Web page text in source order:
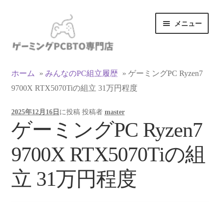
ゲ
ョ
ン
ス
キ
ッ
プ
テ
へ
ス
ッ
プ
メニュー
マイアカウント
支払い
お買い物カゴ
お買い物ガイド
ホーム » みんなのPC組立履歴 » ゲーミングPC Ryzen7
9700X RTX5070Tiの組立 31万円程度
2025年12月16日 に投稿 投稿者 master
ゲーミングPC Ryzen7
9700X RTX5070Tiの組
立 31万円程度